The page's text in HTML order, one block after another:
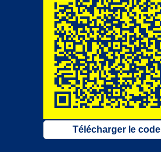
Télécharger le code